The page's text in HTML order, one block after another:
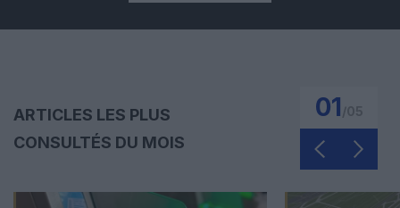
ARTICLES LES PLUS
CONSULTÉS DU MOIS
01